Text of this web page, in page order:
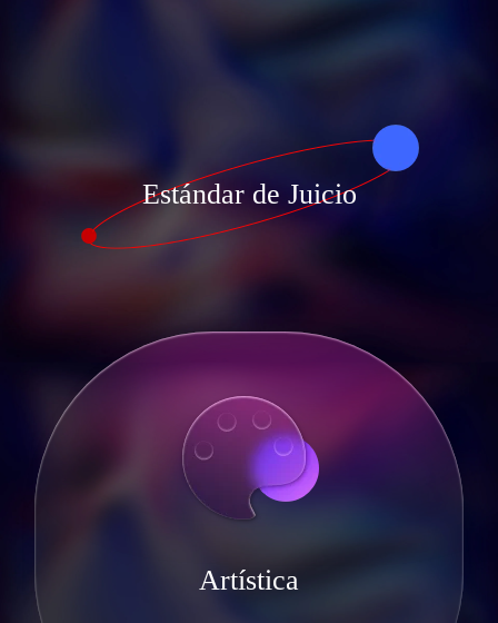
Estándar de Juicio
Artística